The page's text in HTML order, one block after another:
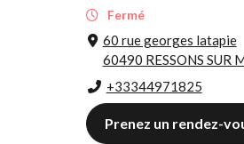
Fermé
60 rue georges latapie
60490 RESSONS SUR
+33344971825
Prenez un rendez-